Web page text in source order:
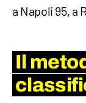
a Napoli 95, a
Il